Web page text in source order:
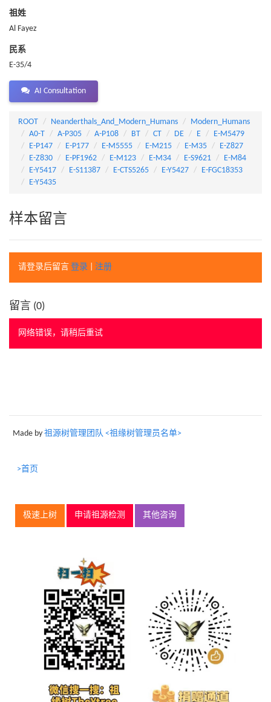
祖姓
Al Fayez
民系
E-35/4
AI Consultation
ROOT Neanderthals_And_Modern_Humans
Modern_Humans
A0-T
A-P305 A-P108 BT CT DE E
E-M5479
E-P147
E-P177 E-M5555 E-M215 E-M35
E-Z827
E-Z830
E-PF1962 E-M123 E-M34 E-S9621
E-M84
E-Y5417
E-S11387 E-CTS5265 E-Y5427
E-FGC18353
E-Y5435
样本留言
请登录后留言 登录 注册
留言 (0)
网络错误，请稍后重试
Made by 祖源树管理团队 <祖缘树管理员名单>
>首页
极速上树 申请祖源检测 其他咨询